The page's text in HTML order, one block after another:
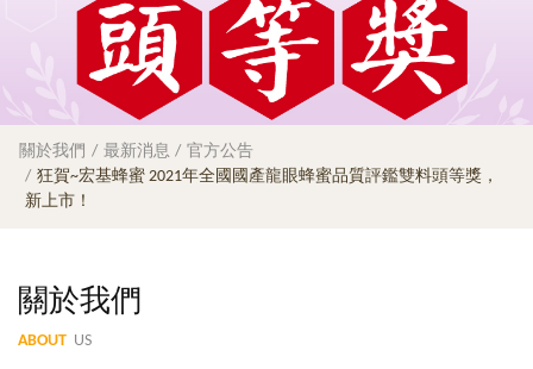
關於我們 最新消息
官方公告
狂賀~宏基蜂蜜 2021年全國國產龍眼蜂蜜品質評鑑雙料頭等獎，
新上市！
關於我們
ABOUT US